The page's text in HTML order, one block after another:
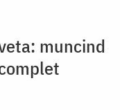
muncind